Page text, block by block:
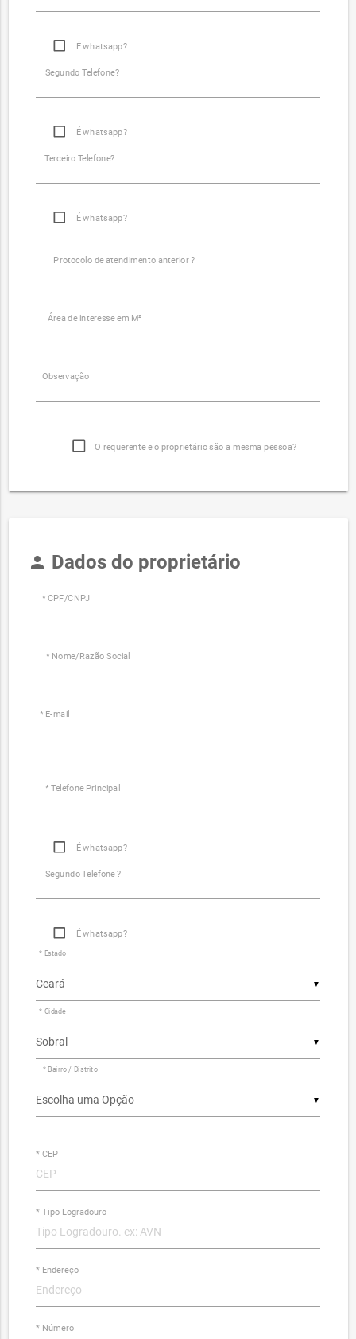
É whatsapp?
Segundo Telefone?
É whatsapp?
Terceiro Telefone?
É whatsapp?
Protocolo de atendimento anterior ?
Área de interesse em M²
Observação
O requerente e o proprietário são a mesma pessoa?
person Dados do proprietário
* CPF/CNPJ
* Nome/Razão Social
* E-mail
* Telefone Principal
É whatsapp?
Segundo Telefone ?
É whatsapp?
▼
* Estado
▼
* Cidade
▼
* Bairro / Distrito
* CEP
* Tipo Logradouro
* Endereço
* Número